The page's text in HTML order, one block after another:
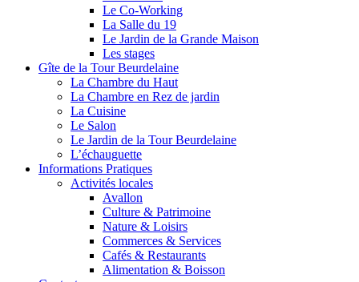
Le Co-Working
La Salle du 19
Le Jardin de la Grande Maison
Les stages
Gîte de la Tour Beurdelaine
La Chambre du Haut
La Chambre en Rez de jardin
La Cuisine
Le Salon
Le Jardin de la Tour Beurdelaine
L’échauguette
Informations Pratiques
Activités locales
Avallon
Culture & Patrimoine
Nature & Loisirs
Commerces & Services
Cafés & Restaurants
Alimentation & Boisson